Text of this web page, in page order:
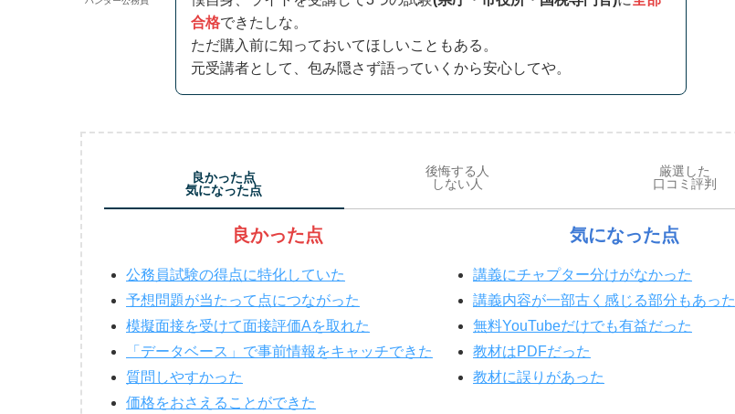
合格できたしな。
ただ購入前に知っておいてほしいこともある。
元受講者として、包み隠さず語っていくから安心してや。
良かった点
気になった点
後悔する人
しない人
厳選した
口コミ評判
良かった点
公務員試験の得点に特化していた
予想問題が当たって点につながった
模擬面接を受けて面接評価Aを取れた
「データベース」で事前情報をキャッチできた
質問しやすかった
価格をおさえることができた
気になった点
講義にチャプター分けがなかった
講義内容が一部古く感じる部分もあった
無料YouTubeだけでも有益だった
教材はPDFだった
教材に誤りがあった